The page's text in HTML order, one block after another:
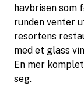
havbrisen som
runden venter
resortens
med et glass
En mer
seg.